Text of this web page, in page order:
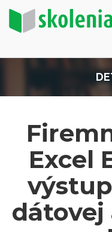
Excel
dátovej